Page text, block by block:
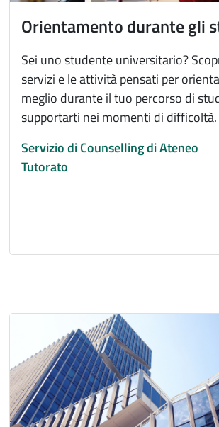
Orientamento durante gli
Sei uno studente universitario?
servizi e le attività pensati per
meglio durante il tuo percorso di
supportarti nei momenti di difficoltà.
Servizio di Counselling di Ateneo
Tutorato